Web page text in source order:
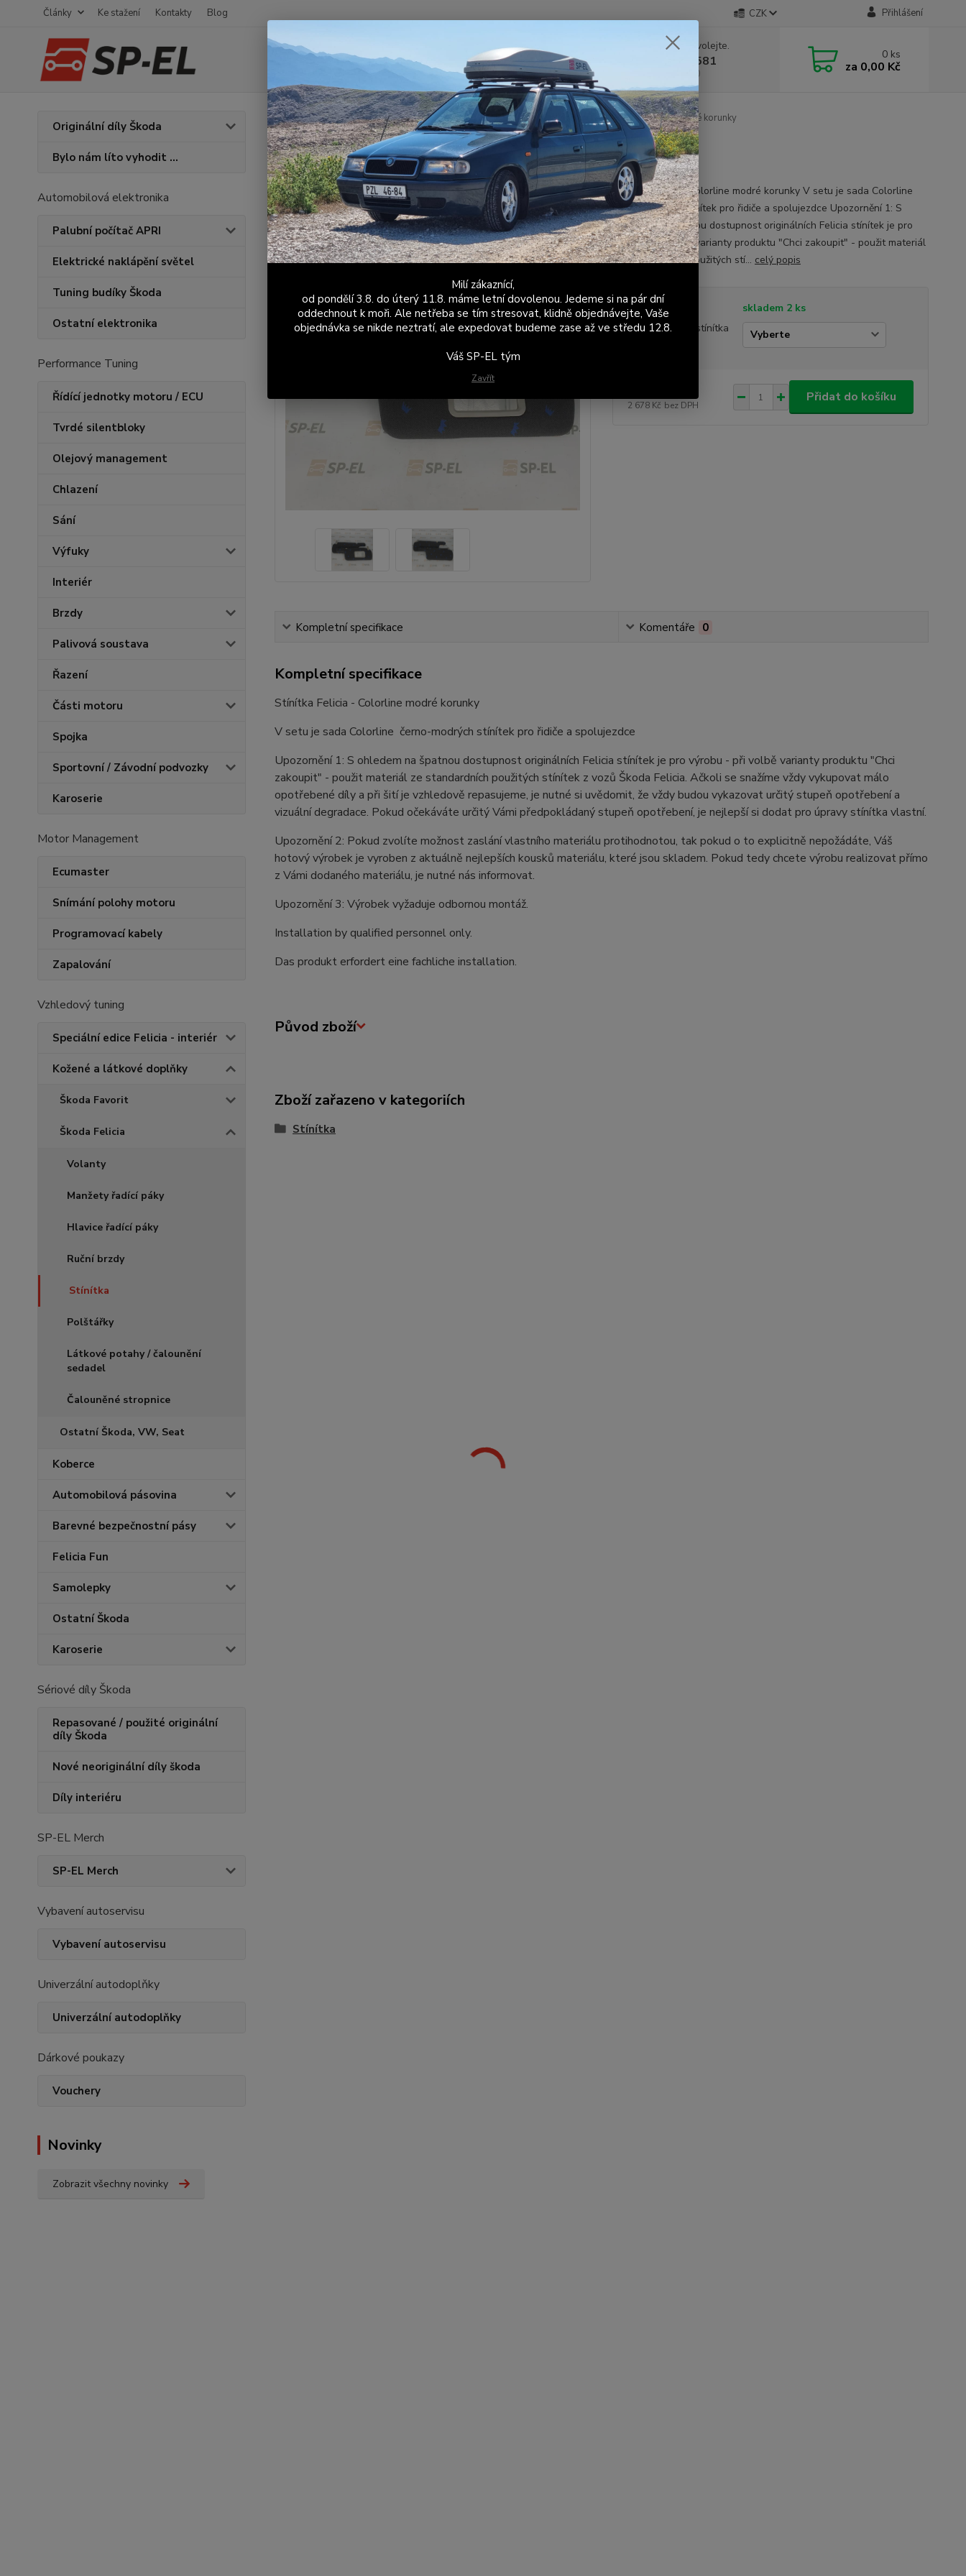
Články Ke stažení Kontakty Blog CZK Přihlášení
Hledat
Nevíte si rady? Zavolejte.
+420 603 411 581
Po - Pá 9:00 - 17:00
0 ks
za 0,00 Kč
Originální díly Škoda
Bylo nám líto vyhodit ...
Automobilová elektronika
Palubní počítač APRI
Elektrické naklápění světel
Tuning budíky Škoda
Ostatní elektronika
Performance Tuning
Řídící jednotky motoru / ECU
Tvrdé silentbloky
Olejový management
Chlazení
Sání
Výfuky
Interiér
Brzdy
Palivová soustava
Řazení
Části motoru
Spojka
Sportovní / Závodní podvozky
Karoserie
Motor Management
Ecumaster
Snímání polohy motoru
Programovací kabely
Zapalování
Vzhledový tuning
Speciální edice Felicia - interiér
Kožené a látkové doplňky
Škoda Favorit
Škoda Felicia
Volanty
Manžety řadící páky
Hlavice řadící páky
Ruční brzdy
Stínítka
Polštářky
Látkové potahy / čalounění
sedadel
Čalouněné stropnice
Ostatní Škoda, VW, Seat
Koberce
Automobilová pásovina
Barevné bezpečnostní pásy
Felicia Fun
Samolepky
Ostatní Škoda
Karoserie
Sériové díly Škoda
Repasované / použité originální
díly Škoda
Nové neoriginální díly škoda
Díly interiéru
SP-EL Merch
SP-EL Merch
Vybavení autoservisu
Vybavení autoservisu
Univerzální autodoplňky
Univerzální autodoplňky
Dárkové poukazy
Vouchery
Novinky
Zobrazit všechny novinky
Úvod Kožené a látkové doplňky Škoda Felicia Stínítka Stínítka Felicia Colorline modré korunky
Stínítka Felicia Colorline modré korunky
Novinka
Stínítka Felicia - Colorline modré korunky V setu je sada Colorline
černo-modrých stínítek pro řidiče a spolujezdce Upozornění 1: S
ohledem na špatnou dostupnost originálních Felicia stínítek je pro
výrobu - při volbě varianty produktu "Chci zakoupit" - použit materiál
ze standardních použitých stí... celý popis
Dostupnost
skladem 2 ks
Dodám vlastní stínítka
2 678 Kč bez DPH
Přidat do košíku
Kompletní specifikace Komentáře 0
Kompletní specifikace
Stínítka Felicia - Colorline modré korunky
V setu je sada Colorline černo-modrých stínítek pro řidiče a spolujezdce
Upozornění 1: S ohledem na špatnou dostupnost originálních Felicia stínítek je pro výrobu - při volbě varianty produktu "Chci
zakoupit" - použit materiál ze standardních použitých stínítek z vozů Škoda Felicia. Ačkoli se snažíme vždy vykupovat málo
opotřebené díly a při šití je vzhledově repasujeme, je nutné si uvědomit, že vždy budou vykazovat určitý stupeň opotřebení a
vizuální degradace. Pokud očekáváte určitý Vámi předpokládaný stupeň opotřebení, je nejlepší si dodat pro úpravy stínítka vlastní.
Upozornění 2: Pokud zvolíte možnost zaslání vlastního materiálu protihodnotou, tak pokud o to explicitně nepožádáte, Váš
hotový výrobek je vyroben z aktuálně nejlepších kousků materiálu, které jsou skladem. Pokud tedy chcete výrobu realizovat přímo
z Vámi dodaného materiálu, je nutné nás informovat.
Upozornění 3: Výrobek vyžaduje odbornou montáž.
Installation by qualified personnel only.
Das produkt erfordert eine fachliche installation.
Původ zboží
Zboží zařazeno v kategoriích
Stínítka
Milí zákaznící,
od pondělí 3.8. do úterý 11.8. máme letní dovolenou. Jedeme si na pár dní
oddechnout k moři. Ale netřeba se tím stresovat, klidně objednávejte, Vaše
objednávka se nikde neztratí, ale expedovat budeme zase až ve středu 12.8.
Váš SP-EL tým
Zavřít